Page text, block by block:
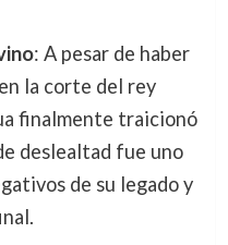
: A pesar de haber
la corte del rey
finalmente traicionó
deslealtad fue uno
de su legado y